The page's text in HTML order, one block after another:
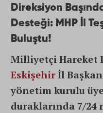
Direksiyon
Desteği: MHP İl
Buluştu!
Milliyetçi Hareket
Eskişehirİl
yönetim kurulu
duraklarında 7/24